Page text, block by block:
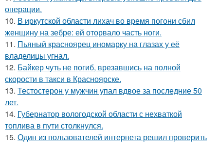
операции.
10. В иркутской области лихач во время погони сбил
женщину на зебре: ей оторвало часть ноги.
11. Пьяный красноярец иномарку на глазах у её
владелицы угнал.
12. Байкер чуть не погиб, врезавшись на полной
скорости в такси в Красноярске.
13. Тестостерон у мужчин упал вдвое за последние 50
лет.
14. Губернатор вологодской области с нехваткой
топлива в пути столкнулся.
15. Один из пользователей интернета решил проверить